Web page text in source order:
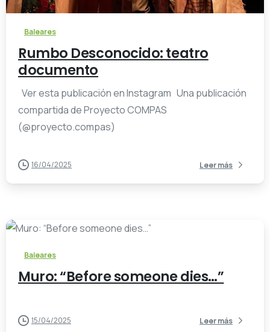
Baleares
Rumbo Desconocido: teatro
documento
Ver esta publicación en Instagram Una publicación
compartida de Proyecto COMPAS
(@proyecto.compas)
16/04/2025 Leer más
Baleares
Muro: “Before someone dies…”
15/04/2025 Leer más